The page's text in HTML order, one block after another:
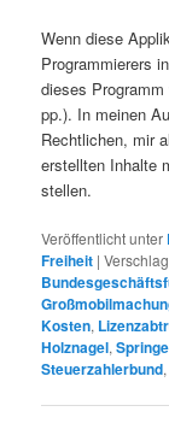
Wenn diese
Programmierers
dieses
pp.). In meinen
Rechtlichen, mir
erstellten Inhalte
stellen.
Veröffentlicht unter
Freiheit |
Kosten,
Holznagel,
Steuerzahlerbund